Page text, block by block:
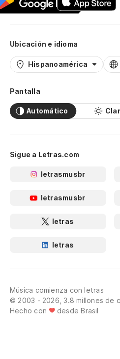
Ubicación e idioma
Hispanoamérica
Pantalla
Automático
Sigue a Letras.com
letrasmusbr
letrasmusbr
letras
letras
Música comienza con letras
© 2003 - 2026, 3.8 millones de
Hecho con
desde Brasil